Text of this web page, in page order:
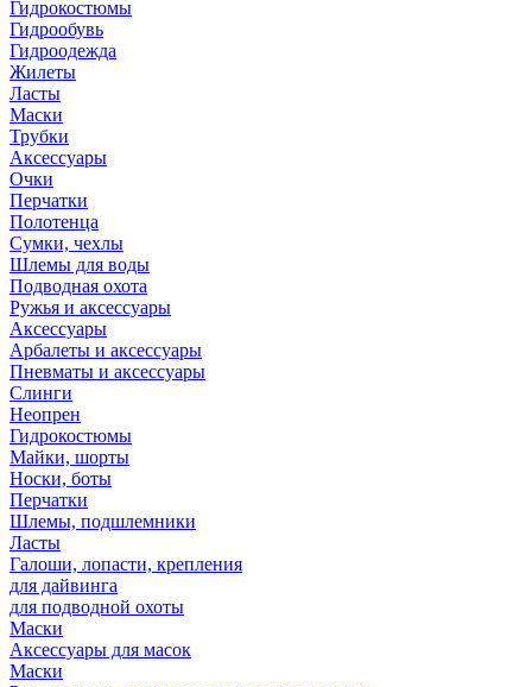
Гидрокостюмы
Гидрообувь
Гидроодежда
Жилеты
Ласты
Маски
Трубки
Аксессуары
Очки
Перчатки
Полотенца
Сумки, чехлы
Шлемы для воды
Подводная охота
Ружья и аксессуары
Аксессуары
Арбалеты и аксессуары
Пневматы и аксессуары
Слинги
Неопрен
Гидрокостюмы
Майки, шорты
Носки, боты
Перчатки
Шлемы, подшлемники
Ласты
Галоши, лопасти, крепления
для дайвинга
для подводной охоты
Маски
Аксессуары для масок
Маски